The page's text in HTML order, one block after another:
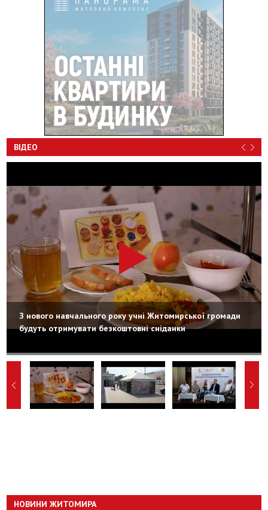
ВІДЕО
З нового навчального року учні Житомирської громади
будуть отримувати безкоштовні сніданки
НОВИНИ ЖИТОМИРА